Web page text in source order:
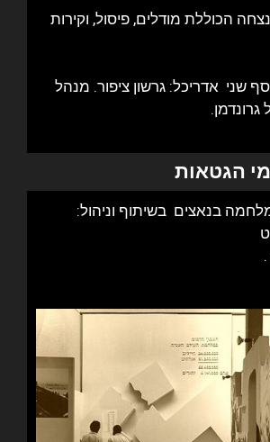
הנצחה הכוללת מודלים, פיסול, וקירות
שני אדריכל: גרשון ציפור. מנהל
גרונדמן.
הגטאות
המלחמה בנאצים בשיתוף וניהול: